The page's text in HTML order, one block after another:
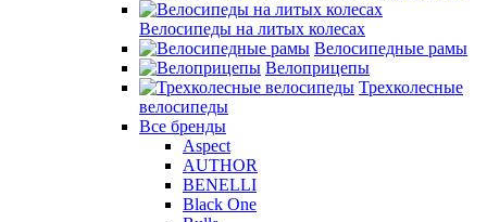
Велосипеды на литых колесах
Велосипедные рамы
Велоприцепы
Трехколесные
велосипеды
Все бренды
Aspect
AUTHOR
BENELLI
Black One